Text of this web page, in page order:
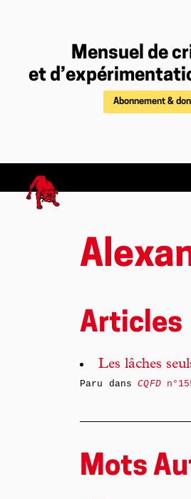
Mensuel de
et
Abonnement &
Articles
Les lâches
Paru dansCQFD
Mots